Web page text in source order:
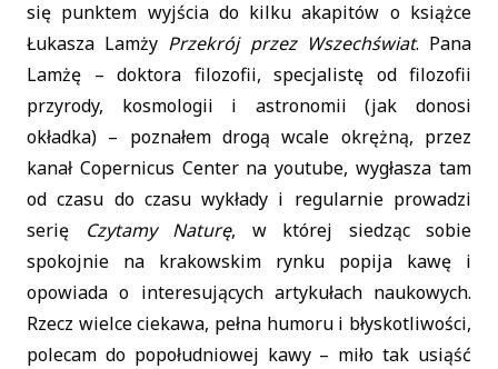
się punktem wyjścia do kilku akapitów o książce
Łukasza Lamży Przekrój przez Wszechświat. Pana
Lamżę – doktora filozofii, specjalistę od filozofii
przyrody, kosmologii i astronomii (jak donosi
okładka) – poznałem drogą wcale okrężną, przez
kanał Copernicus Center na youtube, wygłasza tam
od czasu do czasu wykłady i regularnie prowadzi
serię
Czytamy Naturę, w której siedząc sobie
spokojnie na krakowskim rynku popija kawę i
opowiada o interesujących artykułach naukowych.
Rzecz wielce ciekawa, pełna humoru i błyskotliwości,
polecam do popołudniowej kawy – miło tak usiąść